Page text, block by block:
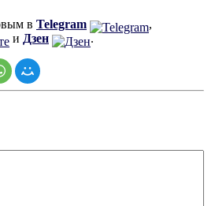
в Telegram
,
и Дзен .